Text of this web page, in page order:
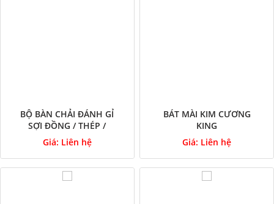
BỘ BÀN CHẢI ĐÁNH GỈ
SỢI ĐỒNG / THÉP /
NYLON
Giá: Liên hệ
BÁT MÀI KIM CƯƠNG
KING
Giá: Liên hệ